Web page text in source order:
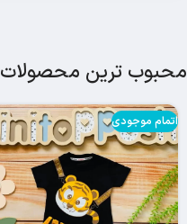
محبوب ترین محصولات
اتمام موجودی